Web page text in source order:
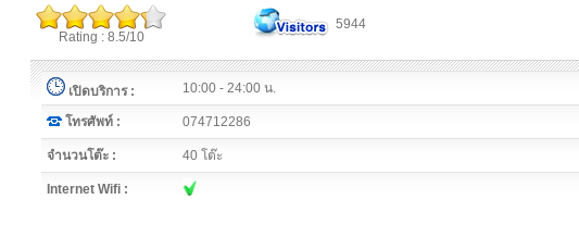
Rating : 8.5/10
5944
เปิดบริการ : 10:00 - 24:00 น.
โทรศัพท์ : 074712286
จำนวนโต๊ะ : 40 โต๊ะ
Internet Wifi :